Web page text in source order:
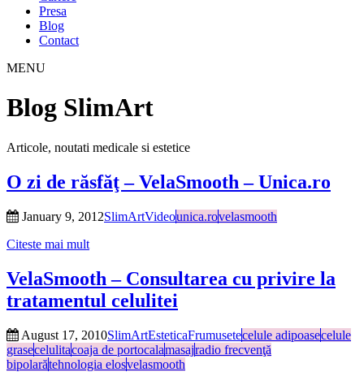
Presa
Blog
Contact
MENU
Blog SlimArt
Articole, noutati medicale si estetice
O zi de răsfăţ – VelaSmooth – Unica.ro
January 9, 2012SlimArtVideounica.rovelasmooth
Citeste mai mult
VelaSmooth – Consultarea cu privire la
tratamentul celulitei
August 17, 2010SlimArtEsteticaFrumusetecelule adipoasecelule
grasecelulitacoaja de portocalamasajradio frecvenţă
bipolarătehnologia elosvelasmooth